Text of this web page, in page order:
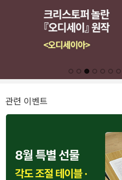
관련 이벤트